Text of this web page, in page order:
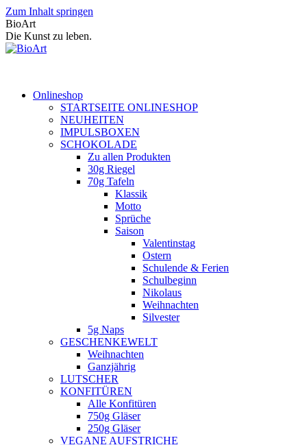
Zum Inhalt springen
BioArt
Die Kunst zu leben.
Onlineshop
STARTSEITE ONLINESHOP
NEUHEITEN
IMPULSBOXEN
SCHOKOLADE
Zu allen Produkten
30g Riegel
70g Tafeln
Klassik
Motto
Sprüche
Saison
Valentinstag
Ostern
Schulende & Ferien
Schulbeginn
Nikolaus
Weihnachten
Silvester
5g Naps
GESCHENKEWELT
Weihnachten
Ganzjährig
LUTSCHER
KONFITÜREN
Alle Konfitüren
750g Gläser
250g Gläser
VEGANE AUFSTRICHE